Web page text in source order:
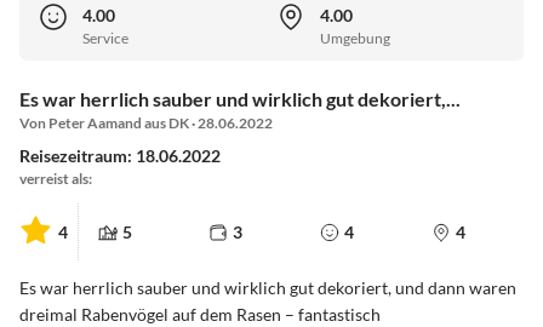
4.00
Service
4.00
Umgebung
Es war herrlich sauber und wirklich gut dekoriert,...
Von Peter Aamand aus DK · 28.06.2022
Reisezeitraum: 18.06.2022
verreist als:
4 5 3 4 4
Es war herrlich sauber und wirklich gut dekoriert, und dann waren
dreimal Rabenvögel auf dem Rasen – fantastisch